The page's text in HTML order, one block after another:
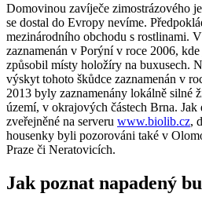
Domovinou zavíječe zimostrázového
se dostal do Evropy nevíme.
mezinárodního obchodu s rostlinami.
zaznamenán v Porýní v roce 2006,
způsobil místy holožíry na buxusech.
výskyt tohoto škůdce zaznamenán v
2013 byly zaznamenány lokálně silné
území, v okrajových částech Brna.
zveřejněné na serveru www.biolib.cz,
housenky byli pozorováni také v
Praze či Neratovicích.
Jak poznat napadený